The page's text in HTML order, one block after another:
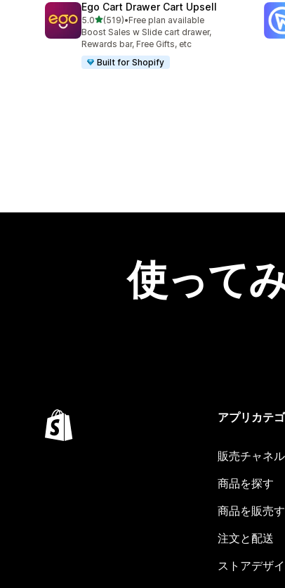
Ego Cart Drawer Cart Upsell
5.05つ星中
(519)
合計レビュー数：519件
•Free plan available
Boost Sales w Slide cart drawer,
Rewards bar, Free Gifts, etc
Built for Shopify
使って
アプリカテ
販売チャネル
商品を探す
商品を販売
注文と配送
ストアデザ